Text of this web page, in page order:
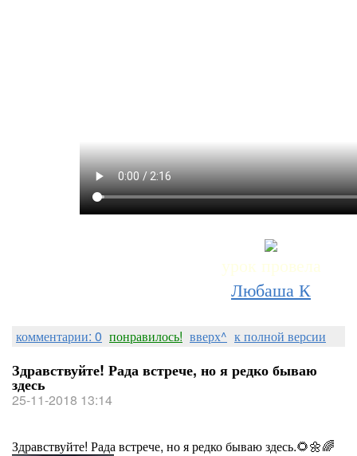
урок провела
Любаша К
комментарии: 0 понравилось! вверх^ к полной версии
Здравствуйте! Рада встрече, но я редко бываю
здесь
25-11-2018 13:14
Здравствуйте! Рада встрече, но я редко бываю здесь.🌻🌼🌈